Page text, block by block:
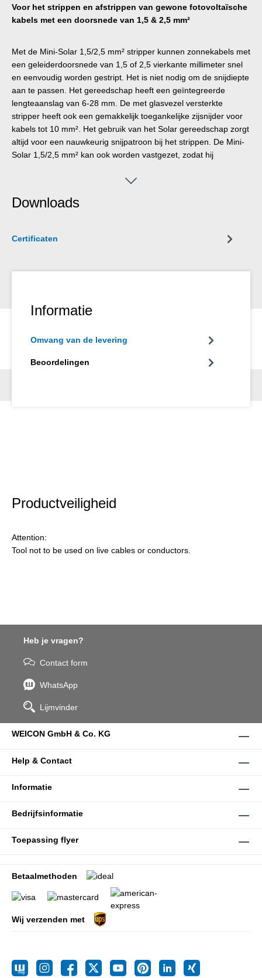
Voor het strippen en afstrippen van gewone fotovoltaïsche
kabels met een doorsnede van 1,5 & 2,5 mm²
Met de Mini-Solar 1,5/2,5 mm² stripper kunnen zonnekabels met
een geleiderdoorsnede van 1,5 of 2,5 vierkante millimeter snel
en eenvoudig worden gestript. Het is niet nodig om de snijdiepte
aan te passen. Het gereedschap heeft een geïntegreerde
lengteaanslag van 6-28 mm. De met glasvezel versterkte
stripper heeft ook een gemakkelijk toegankelijke zijsnijder voor
kabels tot 10 mm². Het gebruik van het Solar gereedschap zorgt
altijd voor een nauwkeurig snijpatroon bij het strippen. De Mini-
Solar 1,5/2,5 mm² kan ook worden vastgezet, zodat hij
Downloads
Certificaten
Informatie
Omvang van de levering
Beoordelingen
Productveiligheid
Attention:
Tool not to be used on live cables or conductors.
Heb je vragen?
Contact form
WhatsApp
Lijmvinder
WEICON GmbH & Co. KG
Help & Contact
Informatie
Bedrijfsinformatie
Toepassing flyer
Betaalmethoden
Wij verzenden met